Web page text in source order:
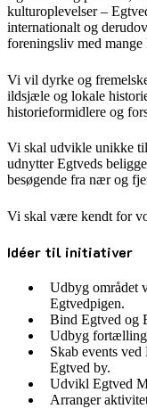
kulturoplevelser –
internationalt og
foreningsliv med
Vi vil dyrke og
ildsjæle og lokale
historieformidlere og
Vi skal udvikle unikke
udnytter Egtveds
besøgende fra nær og
Vi skal være kendt for
Idéer til initiativer
Udbyg området
Egtvedpigen.
Bind Egtved og
Udbyg
Skab events
Egtved by.
Udvikl Egtved
Arranger